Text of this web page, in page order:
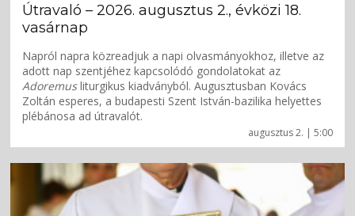
augusztus 2. | 5:00
Útravaló – 2026. augusztus 2., évközi 18.
vasárnap
Napról napra közreadjuk a napi olvasmányokhoz, illetve az
adott nap szentjéhez kapcsolódó gondolatokat az
Adoremusliturgikus kiadványból. Augusztusban Kovács
Zoltán esperes, a budapesti Szent István-bazilika helyettes
plébánosa ad útravalót.